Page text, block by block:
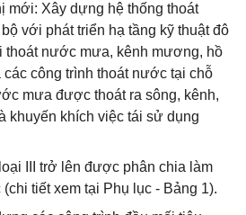
mới: Xây dựng hệ thống thoát
với phát triển hạ tầng kỹ thuật đô
thoátnước mưa, kênh mương, hồ
công trình thoátnước tại chỗ
mưa được thoátra sông, kênh,
khuyến khích việc tái sử dụng
III trở lên được phân chia làm
tiết xem tại Phụ lục - Bảng 1).